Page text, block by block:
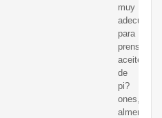
muy
adecuada
para
prensar
aceite
de
pi?
ones,
almendras,